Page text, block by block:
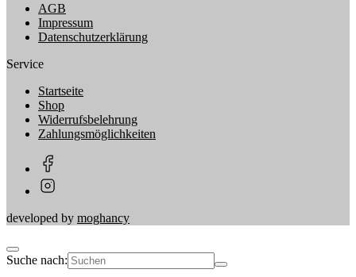
AGB
Impressum
Datenschutzerklärung
Service
Startseite
Shop
Widerrufsbelehrung
Zahlungsmöglichkeiten
developed by moghancy
Suche nach: